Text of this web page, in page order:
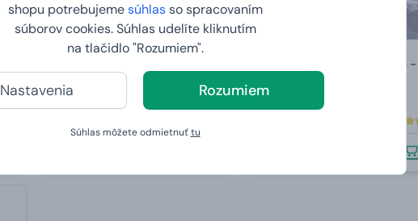
shopu potrebujemesúhlasso spracovaním
súborov cookies. Súhlas udelíte kliknutím
na tlačidlo "Rozumiem".
Nastavenia Rozumiem
Súhlas môžete odmietnuťtu
Kuchynská doštička drevená -
srdce s gravírovaním